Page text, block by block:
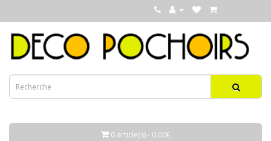
0 article(s) - 0,00€